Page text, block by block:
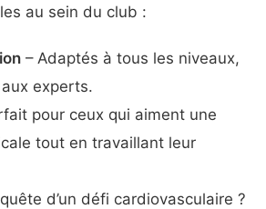
au sein du club :
– Adaptés à tous les niveaux,
experts.
pour ceux qui aiment une
tout en travaillant leur
d’un défi cardiovasculaire ?